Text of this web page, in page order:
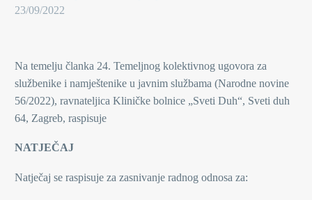
23/09/2022
Na temelju članka 24. Temeljnog kolektivnog ugovora za
službenike i namještenike u javnim službama (Narodne novine
56/2022), ravnateljica Kliničke bolnice „Sveti Duh“, Sveti duh
64, Zagreb, raspisuje
NATJEČAJ
Natječaj se raspisuje za zasnivanje radnog odnosa za: